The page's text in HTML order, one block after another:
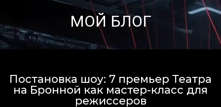
МОЙ БЛОГ
Постановка шоу: 7 премьер Театра
на Бронной как мастер-класс для
режиссеров